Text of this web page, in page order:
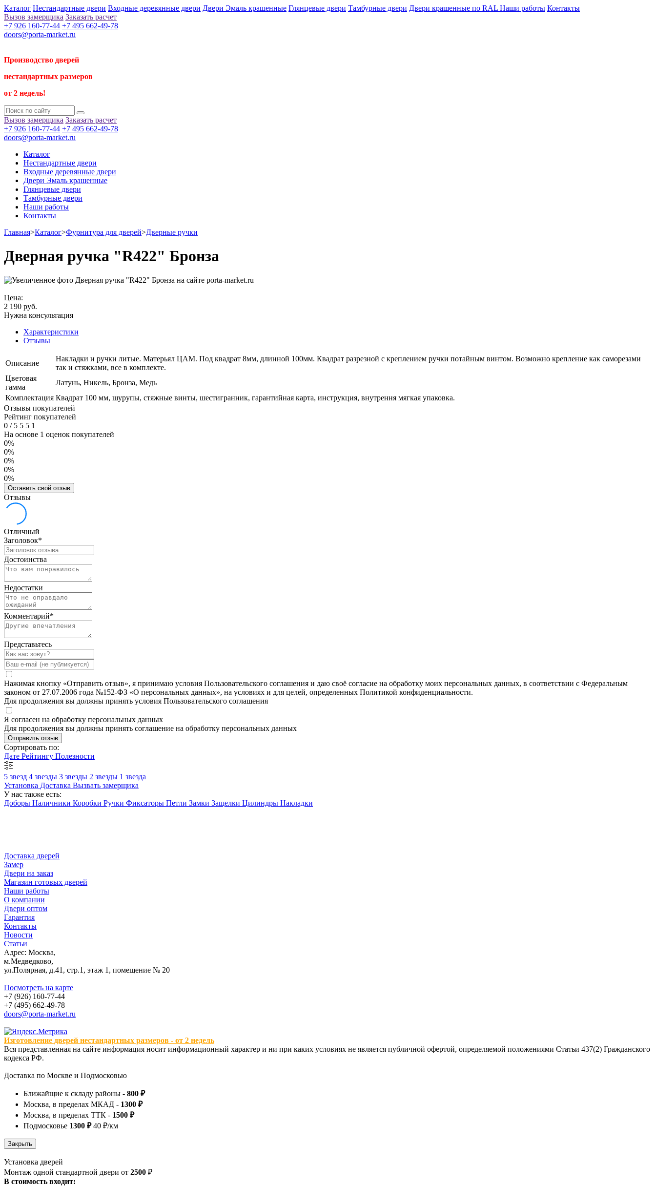
Каталог Нестандартные двери Входные деревянные двери Двери Эмаль крашенные Глянцевые двери Тамбурные двери Двери крашенные по RAL Наши работы Контакты
Вызов замерщика Заказать расчет
+7 926 160-77-44 +7 495 662-49-78
doors@porta-market.ru
Производство дверей
нестандартных размеров
от 2 недель!
Вызов замерщика Заказать расчет
+7 926 160-77-44 +7 495 662-49-78
doors@porta-market.ru
Каталог
Нестандартные двери
Входные деревянные двери
Двери Эмаль крашенные
Глянцевые двери
Тамбурные двери
Наши работы
Контакты
Главная>Каталог>Фурнитура для дверей>Дверные ручки
Дверная ручка "R422" Бронза
Цена:
2 190 руб.
Нужна консультация
Характеристики
Отзывы
Описание
Накладки и ручки литые. Матерьял ЦАМ. Под квадрат 8мм, длинной 100мм. Квадрат разрезной с креплением ручки потайным винтом. Возможно крепление как саморезами
так и стяжками, все в комплекте.
Цветовая
гамма
Латунь, Никель, Бронза, Медь
Комплектация Квадрат 100 мм, шурупы, стяжные винты, шестигранник, гарантийная карта, инструкция, внутрення мягкая упаковка.
Отзывы покупателей
Рейтинг покупателей
0 /5 5 5 1
На основе 1 оценок покупателей
0%
0%
0%
0%
0%
Оставить свой отзыв
Отзывы
Отличный
Заголовок*
Достоинства
Недостатки
Комментарий*
Представьтесь
Нажимая кнопку «Отправить отзыв», я принимаю условия Пользовательского соглашения и даю своё согласие на обработку моих персональных данных, в соответствии с Федеральным
законом от 27.07.2006 года №152-ФЗ «О персональных данных», на условиях и для целей, определенных Политикой конфиденциальности.
Для продолжения вы должны принять условия Пользовательского соглашения
Я согласен на обработку персональных данных
Для продолжения вы должны принять соглашение на обработку персональных данных
Отправить отзыв
Сортировать по:
Дате Рейтингу Полезности
5 звезд 4 звезды 3 звезды 2 звезды 1 звезда
Установка Доставка Вызвать замерщика
У нас также есть:
Доборы Наличники Коробки Ручки Фиксаторы Петли Замки Защелки Цилиндры Накладки
Доставка дверей
Замер
Двери на заказ
Магазин готовых дверей
Наши работы
О компании
Двери оптом
Гарантия
Контакты
Новости
Статьи
Адрес: Москва,
м.Медведково,
ул.Полярная, д.41, стр.1, этаж 1, помещение № 20
Посмотреть на карте
+7 (926) 160-77-44
+7 (495) 662-49-78
doors@porta-market.ru
Изготовление дверей нестандартных размеров - от 2 недель
Вся представленная на сайте информация носит информационный характер и ни при каких условиях не является публичной офертой, определяемой положениями Статьи 437(2) Гражданского
кодекса РФ.
Доставка по Москве и Подмосковью
Ближайщие к складу районы - 800 ₽
Москва, в пределах МКАД - 1300 ₽
Москва, в пределах ТТК - 1500 ₽
Подмосковье 1300 ₽40 ₽/км
Установка дверей
Монтаж одной стандартной двери от 2500 ₽
В стоимость входит: